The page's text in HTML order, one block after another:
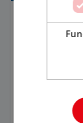
Nijmegen
Jij vindt de
is dat? Ben